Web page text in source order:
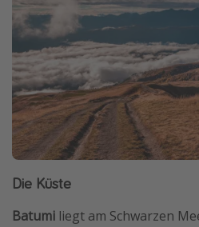
Die Küste
Batumi liegt am Schwarzen